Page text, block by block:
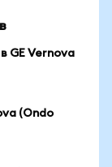
GE Vernova
(Ondo